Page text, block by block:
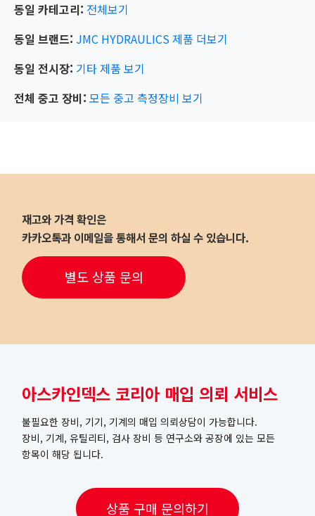
동일 카테고리: 전체보기
동일 브랜드: JMC HYDRAULICS제품 더보기
동일 전시장: 기타제품 보기
전체 중고 장비: 모든 중고 측정장비 보기
재고와 가격 확인은
카카오톡과 이메일을 통해서 문의 하실 수 있습니다.
별도 상품 문의
아스카인덱스 코리아 매입 의뢰 서비스
불필요한 장비, 기기, 기계의 매입 의뢰상담이 가능합니다.
장비, 기계, 유틸리티, 검사 장비 등 연구소와 공장에 있는 모든
항목이 해당 됩니다.
상품 구매 문의하기